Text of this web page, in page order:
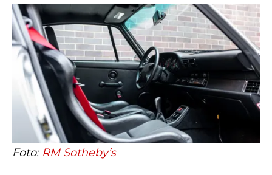
Foto: RM Sotheby’s